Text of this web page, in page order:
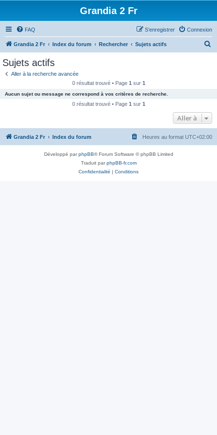
Grandia 2 Fr
FAQ Connexion
S’enregistrer
Grandia 2 Fr Index du forum Rechercher Sujets actifs
c
e
Sujets actifs
Aller à la recherche avancée
0 résultat trouvé • Page 1 sur 1
Aucun sujet ou message ne correspond à vos critères de recherche.
0 résultat trouvé • Page 1 sur 1
Aller à
Grandia 2 Fr Index du forum Heures au format UTC+02:00
Développé parphpBB® Forum Software © phpBB Limited
Traduit parphpBB-fr.com
Confidentialité | Conditions